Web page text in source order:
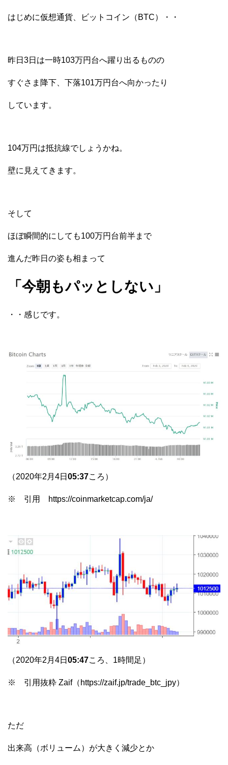
はじめに仮想通貨、ビットコイン（BTC）・・
昨日3日は一時103万円台へ躍り出るものの
すぐさま降下、下落101万円台へ向かったり
しています。
104万円は抵抗線でしょうかね。
壁に見えてきます。
そして
ほぼ瞬間的にしても100万円台前半まで
進んだ昨日の姿も相まって
「今朝もパッとしない」
・・感じです。
（2020年2月4日 05:37ころ）
※ 引用 https://coinmarketcap.com/ja/
（2020年2月4日 05:47ころ、1時間足）
※ 引用抜粋 Zaif（https://zaif.jp/trade_btc_jpy）
ただ
出来高（ボリューム）が大きく減少とか